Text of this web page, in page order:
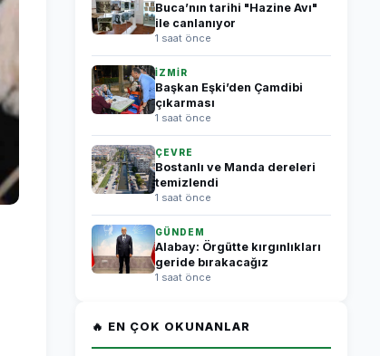
Buca’nın tarihi "Hazine Avı"
ile canlanıyor
1 saat önce
İZMİR
Başkan Eşki’den Çamdibi
çıkarması
1 saat önce
ÇEVRE
Bostanlı ve Manda dereleri
temizlendi
1 saat önce
GÜNDEM
Alabay: Örgütte kırgınlıkları
geride bırakacağız
1 saat önce
🔥 EN ÇOK OKUNANLAR